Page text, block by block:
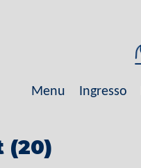
Menu Ingresso
(20)